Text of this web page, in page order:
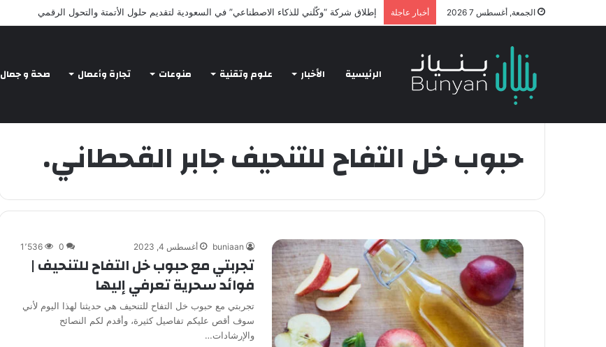
الجمعة, أغسطس 7 2026 أخبار عاجلة Intelligent Agents in AI: Revolutionizing Technology and Business
الرئيسية الأخبار علوم وتقنية منوعات تجارة وأعمال صحة و جمال
حبوب خل التفاح للتنحيف جابر القحطاني.
buniaan أغسطس 4, 2023 0 1٬536
تجربتي مع حبوب خل التفاح للتنحيف |
فوائد سحرية تعرفي إليها
تجربتي مع حبوب خل التفاح للتنحيف هي حديثنا لهذا اليوم لأني
سوف أقص عليكم تفاصيل كثيرة، وأقدم لكم النصائح
والإرشادات…